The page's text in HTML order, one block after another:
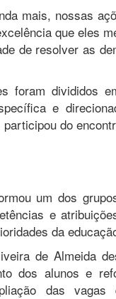
mais, nossas
que eles
de resolver as
foram divididos
e
do
um dos
e
da
de Almeida
dos alunos e
das vagas